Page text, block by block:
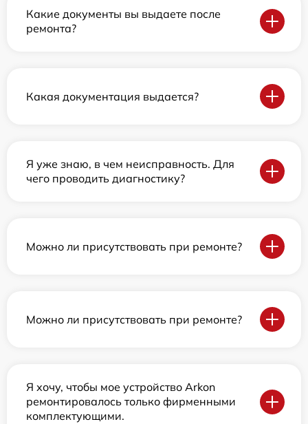
Какие документы вы выдаете после
ремонта?
Какая документация выдается?
Я уже знаю, в чем неисправность. Для
чего проводить диагностику?
Можно ли присутствовать при ремонте?
Можно ли присутствовать при ремонте?
Я хочу, чтобы мое устройство Arkon
ремонтировалось только фирменными
комплектующими.